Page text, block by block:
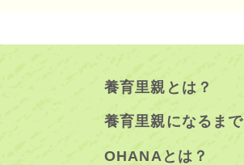
養育里親とは？
養育里親になるまで
OHANAとは？